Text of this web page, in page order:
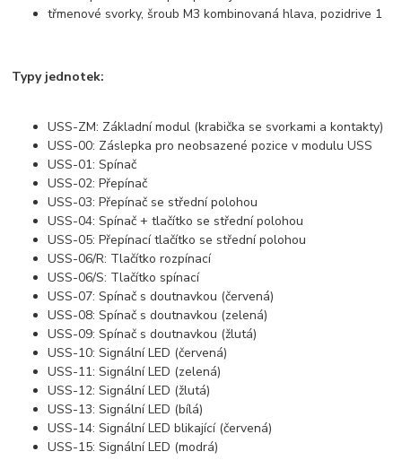
třmenové svorky, šroub M3 kombinovaná hlava, pozidrive 1
Typy jednotek:
USS-ZM: Základní modul (krabička se svorkami a kontakty)
USS-00: Záslepka pro neobsazené pozice v modulu USS
USS-01: Spínač
USS-02: Přepínač
USS-03: Přepínač se střední polohou
USS-04: Spínač + tlačítko se střední polohou
USS-05: Přepínací tlačítko se střední polohou
USS-06/R: Tlačítko rozpínací
USS-06/S: Tlačítko spínací
USS-07: Spínač s doutnavkou (červená)
USS-08: Spínač s doutnavkou (zelená)
USS-09: Spínač s doutnavkou (žlutá)
USS-10: Signální LED (červená)
USS-11: Signální LED (zelená)
USS-12: Signální LED (žlutá)
USS-13: Signální LED (bílá)
USS-14: Signální LED blikající (červená)
USS-15: Signální LED (modrá)